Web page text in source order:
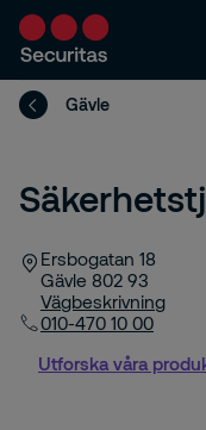
Gävle
Ersbogatan 18
Gävle 802 93
Vägbeskrivning
010-470 10 00
Utforska våra